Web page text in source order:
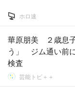
ホロ速
華原朋美 ２歳息
う」 ジム通い前
検査
芸能トピ＋＋